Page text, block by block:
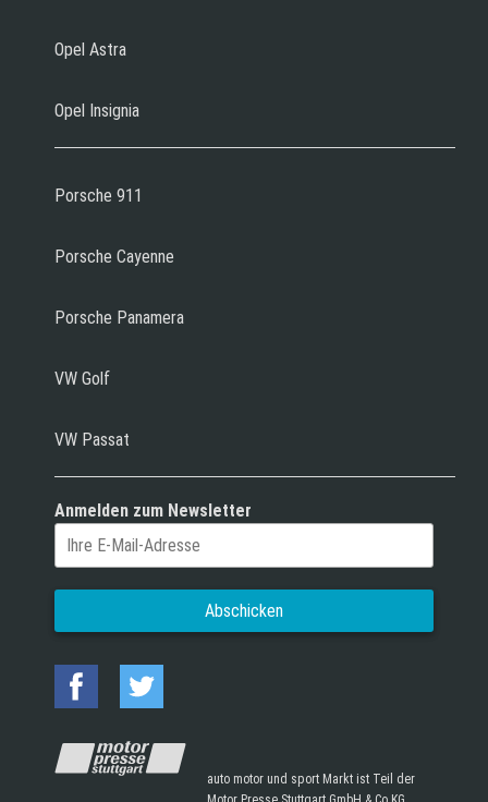
Opel Astra
Opel Insignia
Porsche 911
Porsche Cayenne
Porsche Panamera
VW Golf
VW Passat
Anmelden zum Newsletter
auto motor und sport Markt ist Teil der